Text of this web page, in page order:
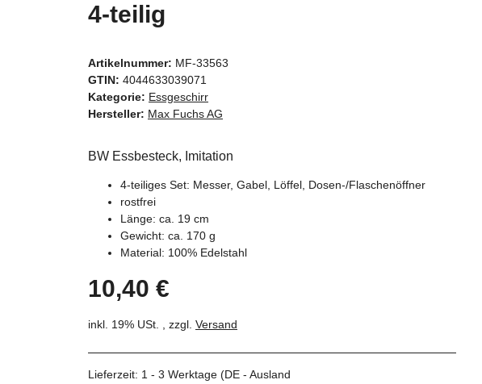
4-teilig
Artikelnummer: MF-33563
GTIN: 4044633039071
Kategorie: Essgeschirr
Hersteller: Max Fuchs AG
BW Essbesteck, Imitation
4-teiliges Set: Messer, Gabel, Löffel, Dosen-/Flaschenöffner
rostfrei
Länge: ca. 19 cm
Gewicht: ca. 170 g
Material: 100% Edelstahl
10,40 €
inkl. 19% USt. , zzgl. Versand
Lieferzeit: 1 - 3 Werktage (DE - Ausland